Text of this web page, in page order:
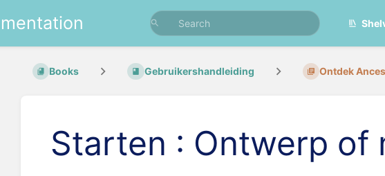
Books Gebruikershandleiding Ontdek
Starten : Ontwerp of